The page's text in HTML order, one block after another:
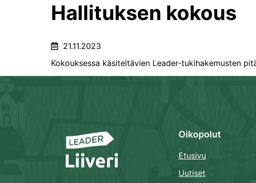
Hallituksen kokous
21.11.2023
Kokouksessa käsiteltävien Leader-tukihakemusten
Oikopolut
Etusivu
Uutiset